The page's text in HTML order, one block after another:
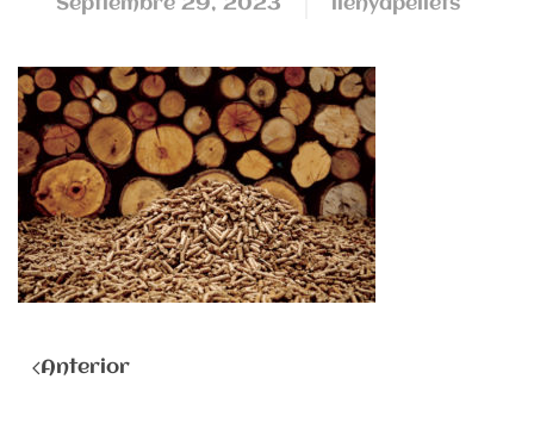
septiembre 29, 2023 llenyapellets
Anterior